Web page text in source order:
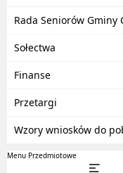
Rada Seniorów Gminy
Sołectwa
Finanse
Przetargi
Wzory wniosków do
Menu Przedmiotowe